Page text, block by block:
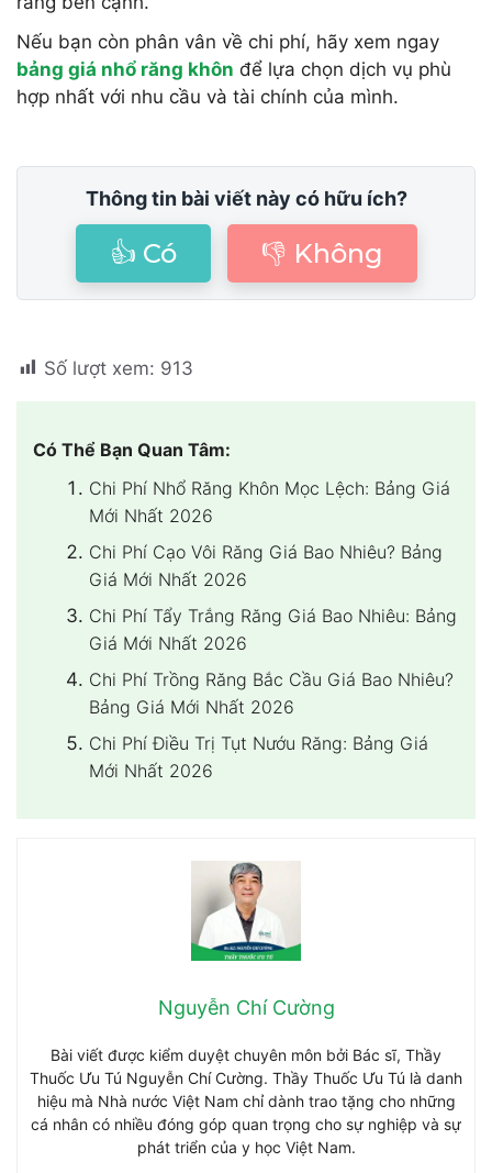
Nếu bạn còn phân vân về chi phí, hãy xem ngay
bảng giá nhổ răng khôn để lựa chọn dịch vụ phù
hợp nhất với nhu cầu và tài chính của mình.
Thông tin bài viết này có hữu ích?
👍 Có 👎 Không
Số lượt xem: 913
Có Thể Bạn Quan Tâm:
Chi Phí Nhổ Răng Khôn Mọc Lệch: Bảng Giá
Mới Nhất 2026
Chi Phí Cạo Vôi Răng Giá Bao Nhiêu? Bảng
Giá Mới Nhất 2026
Chi Phí Tẩy Trắng Răng Giá Bao Nhiêu: Bảng
Giá Mới Nhất 2026
Chi Phí Trồng Răng Bắc Cầu Giá Bao Nhiêu?
Bảng Giá Mới Nhất 2026
Chi Phí Điều Trị Tụt Nướu Răng: Bảng Giá
Mới Nhất 2026
Nguyễn Chí Cường
Bài viết được kiểm duyệt chuyên môn bởi Bác sĩ, Thầy
Thuốc Ưu Tú Nguyễn Chí Cường. Thầy Thuốc Ưu Tú là danh
hiệu mà Nhà nước Việt Nam chỉ dành trao tặng cho những
cá nhân có nhiều đóng góp quan trọng cho sự nghiệp và sự
phát triển của y học Việt Nam.